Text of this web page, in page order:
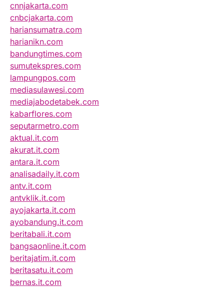
cnnjakarta.com
cnbcjakarta.com
hariansumatra.com
harianikn.com
bandungtimes.com
sumutekspres.com
lampungpos.com
mediasulawesi.com
mediajabodetabek.com
kabarflores.com
seputarmetro.com
aktual.it.com
akurat.it.com
antara.it.com
analisadaily.it.com
antv.it.com
antvklik.it.com
ayojakarta.it.com
ayobandung.it.com
beritabali.it.com
bangsaonline.it.com
beritajatim.it.com
beritasatu.it.com
bernas.it.com